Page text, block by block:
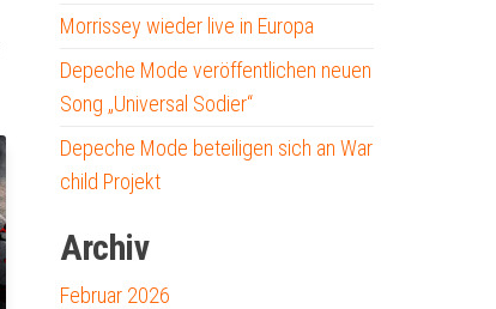
Morrissey wieder live in Europa
Depeche Mode veröffentlichen neuen
Song „Universal Sodier“
Depeche Mode beteiligen sich an War
child Projekt
Archiv
Februar 2026